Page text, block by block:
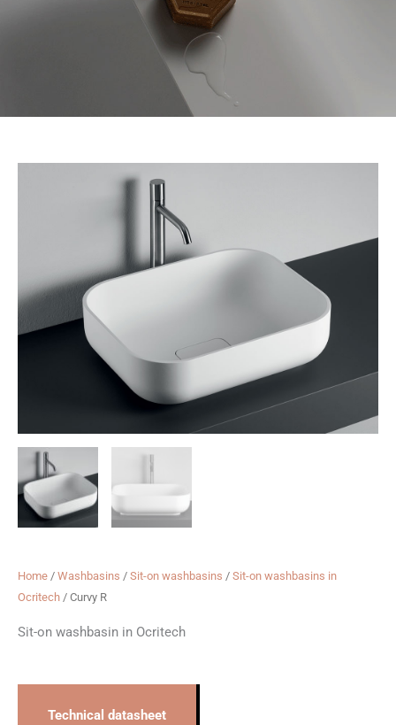
Home / Washbasins / Sit-on washbasins / Sit-on washbasins in
Ocritech / Curvy R
Sit-on washbasin in Ocritech
Technical datasheet